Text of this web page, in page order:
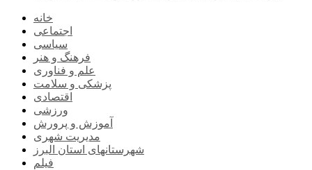
خانه
اجتماعی
سیاسی
فرهنگ و هنر
علم و فناوری
پزشکی و سلامت
اقتصادی
ورزشی
آموزش و پرورش
مدیریت شهری
شهرستانهای استان البرز
فیلم